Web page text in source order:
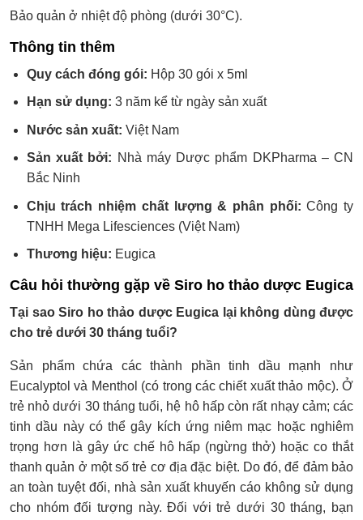
Bảo quản ở nhiệt độ phòng (dưới 30°C).
Thông tin thêm
Quy cách đóng gói: Hộp 30 gói x 5ml
Hạn sử dụng: 3 năm kể từ ngày sản xuất
Nước sản xuất: Việt Nam
Sản xuất bởi: Nhà máy Dược phẩm DKPharma – CN
Bắc Ninh
Chịu trách nhiệm chất lượng & phân phối: Công ty
TNHH Mega Lifesciences (Việt Nam)
Thương hiệu: Eugica
Câu hỏi thường gặp về Siro ho thảo dược Eugica
Tại sao Siro ho thảo dược Eugica lại không dùng được
cho trẻ dưới 30 tháng tuổi?
Sản phẩm chứa các thành phần tinh dầu mạnh như
Eucalyptol và Menthol (có trong các chiết xuất thảo mộc). Ở
trẻ nhỏ dưới 30 tháng tuổi, hệ hô hấp còn rất nhạy cảm; các
tinh dầu này có thể gây kích ứng niêm mạc hoặc nghiêm
trọng hơn là gây ức chế hô hấp (ngừng thở) hoặc co thắt
thanh quản ở một số trẻ cơ địa đặc biệt. Do đó, để đảm bảo
an toàn tuyệt đối, nhà sản xuất khuyến cáo không sử dụng
cho nhóm đối tượng này. Đối với trẻ dưới 30 tháng, bạn